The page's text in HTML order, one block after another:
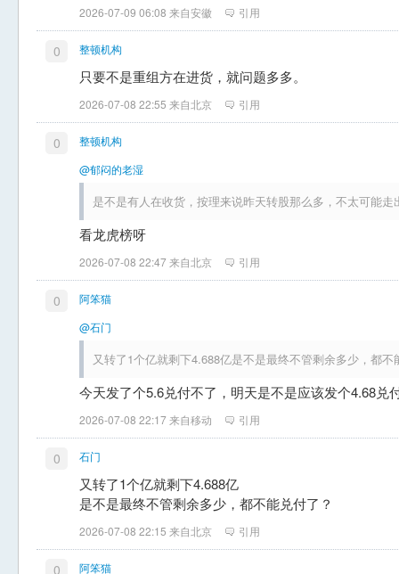
2026-07-09 06:08 来自安徽 引用
0 整顿机构
只要不是重组方在进货，就问题多多。
2026-07-08 22:55 来自北京 引用
0
整顿机构
@郁闷的老湿
是不是有人在收货，按理来说昨天转股那么多，不太可能
看龙虎榜呀
2026-07-08 22:47 来自北京 引用
0
阿笨猫
@石门
又转了1个亿就剩下4.688亿是不是最终不管剩余多少，都不
今天发了个5.6兑付不了，明天是不是应该发个4.68兑
2026-07-08 22:17 来自移动 引用
0 石门
又转了1个亿就剩下4.688亿
是不是最终不管剩余多少，都不能兑付了？
2026-07-08 22:15 来自北京 引用
0
阿笨猫